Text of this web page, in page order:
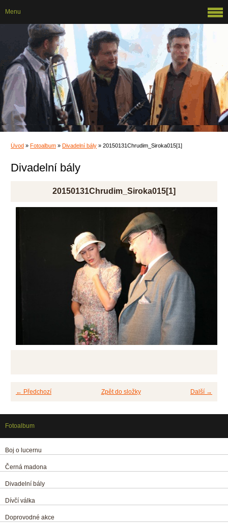
Úvod » Fotoalbum » Divadelní bály » 20150131Chrudim_Siroka015[1]
Divadelní bály
20150131Chrudim_Siroka015[1]
← Předchozí Další →
Zpět do složky
Menu
Fotoalbum
Boj o lucernu
Černá madona
Divadelní bály
Dívčí válka
Doprovodné akce